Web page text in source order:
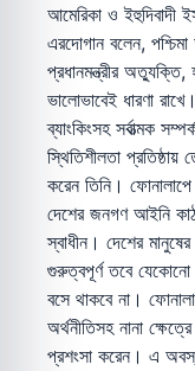
আমেরিকা ও ইহুদিবাদী
এরদোগান বলেন, পশ্চিমা
প্রধানমন্ত্রীর
ভালোভাবেই ধারণা
ব্যাংকিংসহ সর্বাত্মক
স্থিতিশীলতা
করেন তিনি। ফোনালাপে
দেশের জনগণ আইনি
স্বাধীন। দেশের
গুরুত্বপূর্ণ তবে যেকোনো
বসে থাকবে না।
অর্থনীতিসহ নানা
প্রশংসা করেন। এ